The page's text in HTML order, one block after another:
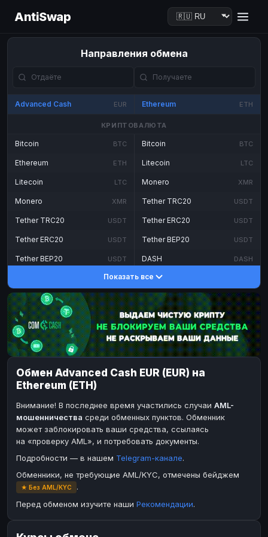
AntiSwap
Направления обмена
Advanced Cash EUR Ethereum ETH
КРИПТОВАЛЮТА
Bitcoin BTC
Ethereum ETH
Litecoin LTC
Monero XMR
Tether TRC20 USDT
Tether ERC20 USDT
Tether BEP20 USDT
DASH
Toncoin TON
Dogecoin DOGE
TRX TRON
Bitcoin Cash BCH
BinanceCoin BEP20
SOL
Ripple XRP
Bitcoin BTC
Litecoin LTC
Monero XMR
Tether TRC20 USDT
Tether ERC20 USDT
Tether BEP20 USDT
DASH DASH
Toncoin
Dogecoin DOGE
TRX TRON
Bitcoin Cash BCH
BinanceCoin BEP20
Ether Classic
Paxum USD
Perfect Money
Payoneer USD
Paxum
Payoneer
Показать все
Обмен Advanced Cash EUR (EUR) на
Ethereum (ETH)
Внимание! В последнее время участились случаи AML-
мошенничества среди обменных пунктов. Обменник
может заблокировать ваши средства, ссылаясь
на «проверку AML», и потребовать документы.
Подробности — в нашем Telegram-канале.
Обменники, не требующие AML/KYC, отмечены бейджем
★ Без AML/KYC
.
Перед обменом изучите наши Рекомендации.